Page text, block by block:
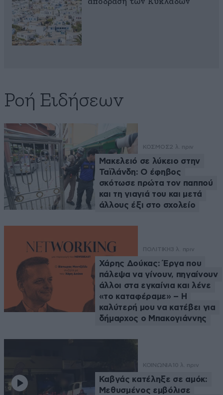
απόδραση των Κυκλάδων
Ροή Ειδήσεων
ΚΟΣΜΟΣ2 λ. πριν
Μακελειό σε λύκειο στην
Ταϊλάνδη: Ο έφηβος
σκότωσε πρώτα τον παππού
και τη γιαγιά του και μετά
άλλους έξι στο σχολείο
ΠΟΛΙΤΙΚΗ3 λ. πριν
Χάρης Δούκας: Έργα που
πάλεψα να γίνουν, πηγαίνουν
άλλοι στα εγκαίνια και λένε
«το καταφέραμε» – Η
καλύτερή μου να κατέβει για
δήμαρχος ο Μπακογιάννης
ΚΟΙΝΩΝΙΑ 10 λ. πριν
Καβγάς κατέληξε σε αμόκ:
Μεθυσμένος εμβόλισε